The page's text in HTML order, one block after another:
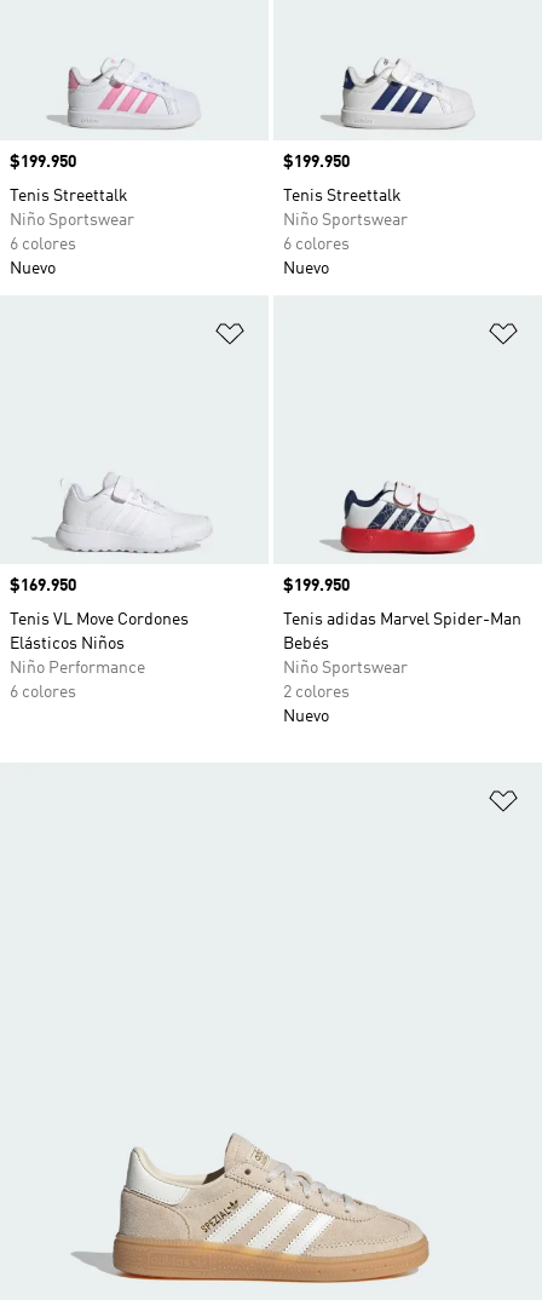
Precio
$199.950
Tenis Streettalk
Niño Sportswear
6 colores
Nuevo
Precio
$199.950
Tenis Streettalk
Niño Sportswear
6 colores
Nuevo
Precio
$169.950
Tenis VL Move Cordones
Elásticos Niños
Niño Performance
6 colores
Precio
$199.950
Tenis adidas Marvel Spider-Man
Bebés
Niño Sportswear
2 colores
Nuevo